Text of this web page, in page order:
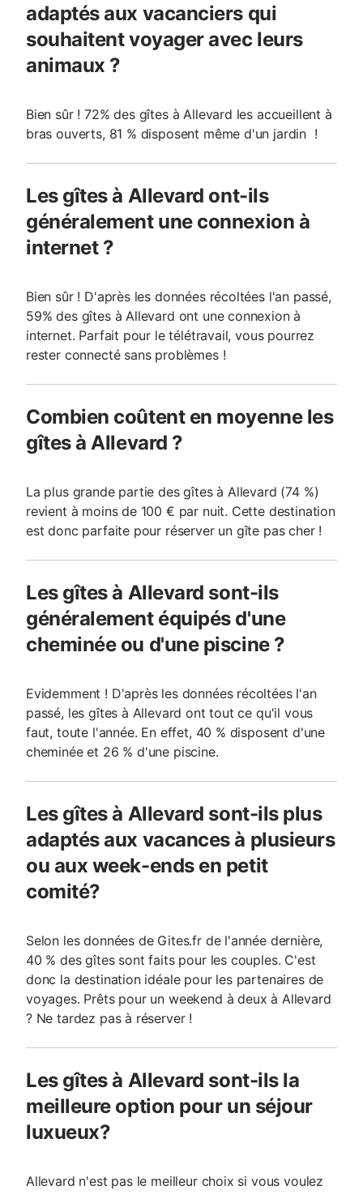
adaptés aux vacanciers qui
souhaitent voyager avec leurs
animaux ?
Bien sûr ! 72% des gîtes à Allevard les accueillent à
bras ouverts, 81 % disposent même d'un jardin !
Les gîtes à Allevard ont-ils
généralement une connexion à
internet ?
Bien sûr ! D'après les données récoltées l'an passé,
59% des gîtes à Allevard ont une connexion à
internet. Parfait pour le télétravail, vous pourrez
rester connecté sans problèmes !
Combien coûtent en moyenne les
gîtes à Allevard ?
La plus grande partie des gîtes à Allevard (74 %)
revient à moins de 100 € par nuit. Cette destination
est donc parfaite pour réserver un gîte pas cher !
Les gîtes à Allevard sont-ils
généralement équipés d'une
cheminée ou d'une piscine ?
Evidemment ! D'après les données récoltées l'an
passé, les gîtes à Allevard ont tout ce qu'il vous
faut, toute l'année. En effet, 40 % disposent d'une
cheminée et 26 % d'une piscine.
Les gîtes à Allevard sont-ils plus
adaptés aux vacances à plusieurs
ou aux week-ends en petit
comité?
Selon les données de Gites.fr de l'année dernière,
40 % des gîtes sont faits pour les couples. C'est
donc la destination idéale pour les partenaires de
voyages. Prêts pour un weekend à deux à Allevard
? Ne tardez pas à réserver !
Les gîtes à Allevard sont-ils la
meilleure option pour un séjour
luxueux?
Allevard n'est pas le meilleur choix si vous voulez